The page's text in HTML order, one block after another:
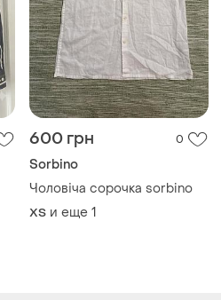
600 грн 0
Sorbino
Чоловіча сорочка sorbino
XS и еще 1